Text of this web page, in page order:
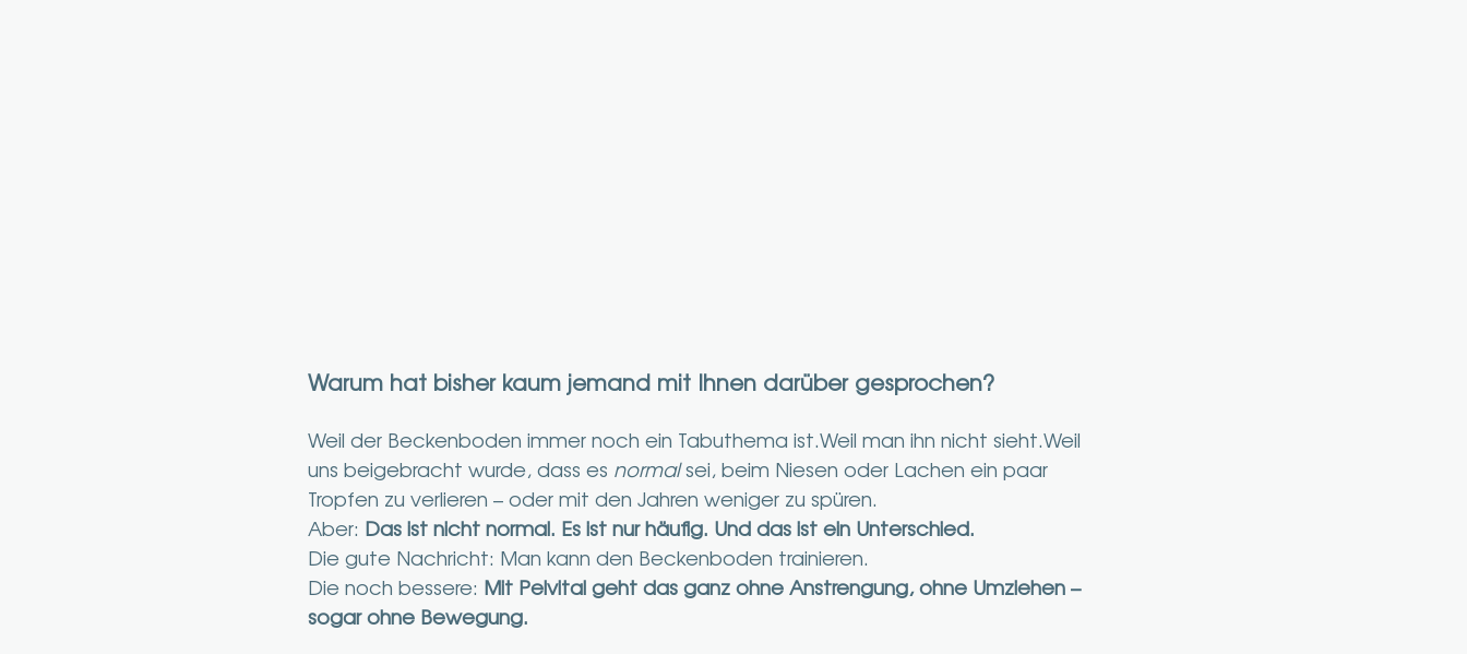
Warum hat bisher kaum jemand mit Ihnen darüber gesprochen?
Weil der Beckenboden immer noch ein Tabuthema ist.Weil man ihn nicht sieht.Weil
uns beigebracht wurde, dass es normal sei, beim Niesen oder Lachen ein paar
Tropfen zu verlieren – oder mit den Jahren weniger zu spüren.
Aber: Das ist nicht normal. Es ist nur häufig. Und das ist ein Unterschied.
Die gute Nachricht: Man kann den Beckenboden trainieren.
Die noch bessere: Mit Pelvital geht das ganz ohne Anstrengung, ohne Umziehen –
sogar ohne Bewegung.